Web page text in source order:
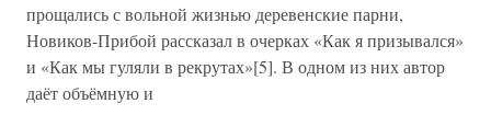
прощались с вольной жизнью деревенские парни,
Новиков-Прибой рассказал в очерках «Как я призывался»
и «Как мы гуляли в рекрутах»[5]. В одном из них автор
даёт объёмную и